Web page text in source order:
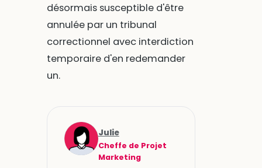
désormais susceptible d'être
annulée par un tribunal
correctionnel avec interdiction
temporaire d'en redemander
un.
Julie
Cheffe de Projet
Marketing